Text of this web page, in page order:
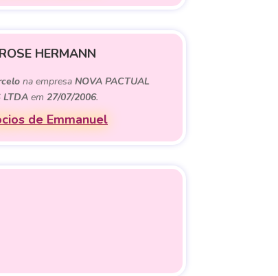
HERMANN
na empresaNOVA PACTUAL
LTDA em27/07/2006.
de Emmanuel